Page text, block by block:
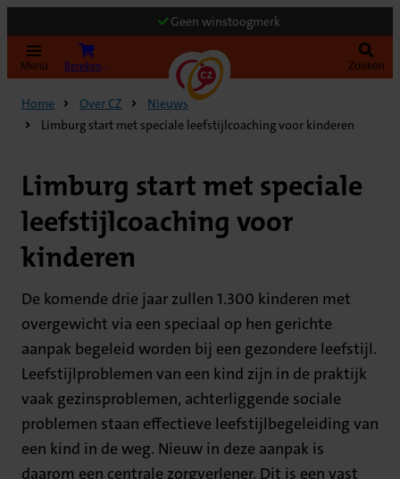
Geen winstoogmerk
Menu Bereken uw premie Zoeken
Home Over CZ
Nieuws
Limburg start met speciale leefstijlcoaching voor kinderen
Limburg start met speciale
leefstijlcoaching voor
kinderen
De komende drie jaar zullen 1.300 kinderen met
overgewicht via een speciaal op hen gerichte
aanpak begeleid worden bij een gezondere leefstijl.
Leefstijlproblemen van een kind zijn in de praktijk
vaak gezinsproblemen, achterliggende sociale
problemen staan effectieve leefstijlbegeleiding van
een kind in de weg. Nieuw in deze aanpak is
daarom een centrale zorgverlener. Dit is een vast